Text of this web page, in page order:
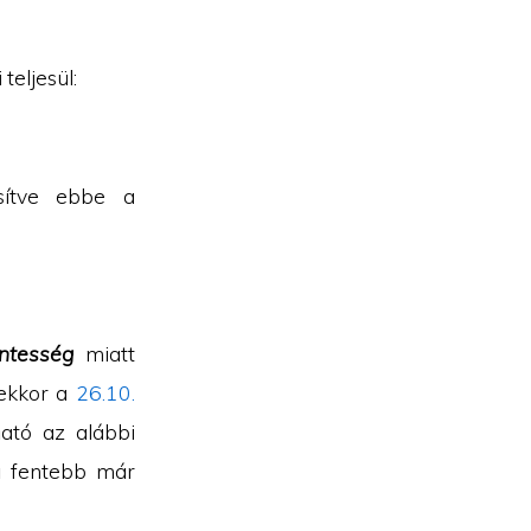
ebbe a
Q_1(r_2)
miatt
a 26.10.
az alábbi
fentebb már